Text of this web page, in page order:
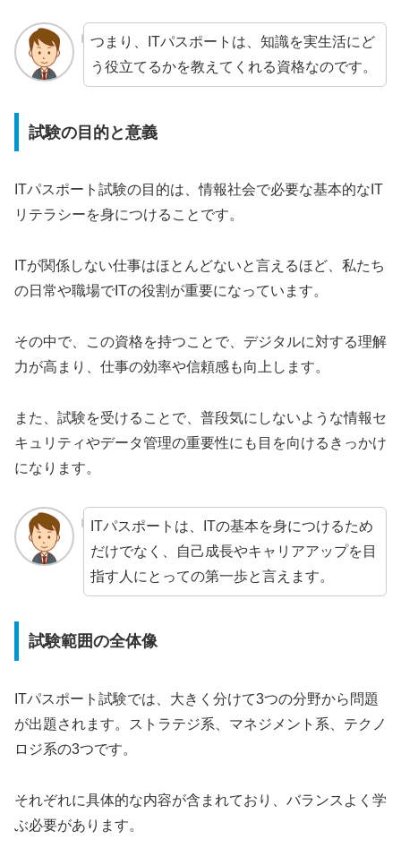
つまり、ITパスポートは、知識を実生活にど
う役立てるかを教えてくれる資格なのです。
試験の目的と意義
ITパスポート試験の目的は、情報社会で必要な基本的なIT
リテラシーを身につけることです。
ITが関係しない仕事はほとんどないと言えるほど、私たち
の日常や職場でITの役割が重要になっています。
その中で、この資格を持つことで、デジタルに対する理解
力が高まり、仕事の効率や信頼感も向上します。
また、試験を受けることで、普段気にしないような情報セ
キュリティやデータ管理の重要性にも目を向けるきっかけ
になります。
ITパスポートは、ITの基本を身につけるため
だけでなく、自己成長やキャリアアップを目
指す人にとっての第一歩と言えます。
試験範囲の全体像
ITパスポート試験では、大きく分けて3つの分野から問題
が出題されます。ストラテジ系、マネジメント系、テクノ
ロジ系の3つです。
それぞれに具体的な内容が含まれており、バランスよく学
ぶ必要があります。